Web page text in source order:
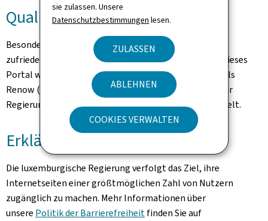
sie zulassen. Unsere
Datenschutzbestimmungen lesen.
ZULASSEN
ABLEHNEN
COOKIES VERWALTEN
Qualität
Besonderes Augenmerk galt der Gewährleistung eines
zufriedenstellenden Qualitäts- und Zugangsniveaus. Dieses
Portal wird nach den Empfehlungen des Bezugsmodells
Renow (Bezugsmodell der Websites-Normalisation der
Regierung des Großherzogtums Luxemburgs) entwickelt.
Erklärung zur Barrierefreiheit
Die luxemburgische Regierung verfolgt das Ziel, ihre
Internetseiten einer größtmöglichen Zahl von Nutzern
zugänglich zu machen. Mehr Informationen über
unsere Politik der Barrierefreiheitfinden Sie auf